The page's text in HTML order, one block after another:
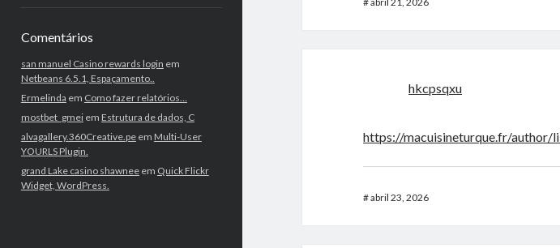
Comentários
san manuel Casino rewards login em
Netbeans 6.5.1, Espaçamento..
Ermelinda em Como fazer relatórios…
mostbet_gmeiem Estrutura de dados, C
alvagallery.360Creative.peem Multi-User
YOURLS Plugin.
grand Lake casino shawneeem Quick Flickr
Widget, WordPress.
hkcpsqxu
https://macuisineturque.fr/author/
#abril 23, 2026